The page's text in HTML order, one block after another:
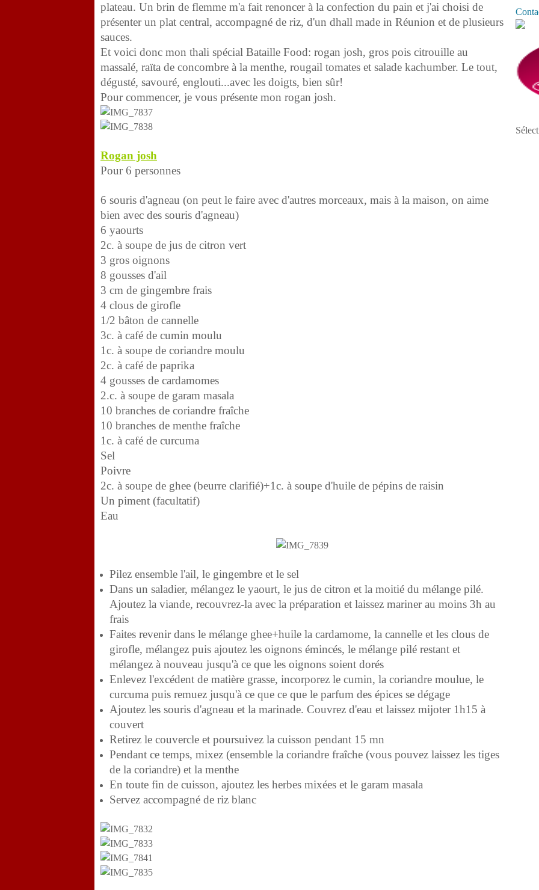
plateau. Un brin de flemme m'a fait renoncer à la confection du pain et j'ai choisi de
présenter un plat central, accompagné de riz, d'un dhall made in Réunion et de plusieurs
sauces.
Et voici donc mon thali spécial Bataille Food: rogan josh, gros pois citrouille au
massalé, raïta de concombre à la menthe, rougail tomates et salade kachumber. Le tout,
dégusté, savouré, englouti...avec les doigts, bien sûr!
Pour commencer, je vous présente mon rogan josh.
Rogan josh
Pour 6 personnes
6 souris d'agneau (on peut le faire avec d'autres morceaux, mais à la maison, on aime
bien avec des souris d'agneau)
6 yaourts
2c. à soupe de jus de citron vert
3 gros oignons
8 gousses d'ail
3 cm de gingembre frais
4 clous de girofle
1/2 bâton de cannelle
3c. à café de cumin moulu
1c. à soupe de coriandre moulu
2c. à café de paprika
4 gousses de cardamomes
2.c. à soupe de garam masala
10 branches de coriandre fraîche
10 branches de menthe fraîche
1c. à café de curcuma
Sel
Poivre
2c. à soupe de ghee (beurre clarifié)+1c. à soupe d'huile de pépins de raisin
Un piment (facultatif)
Eau
Pilez ensemble l'ail, le gingembre et le sel
Dans un saladier, mélangez le yaourt, le jus de citron et la moitié du mélange pilé.
Ajoutez la viande, recouvrez-la avec la préparation et laissez mariner au moins 3h au
frais
Faites revenir dans le mélange ghee+huile la cardamome, la cannelle et les clous de
girofle, mélangez puis ajoutez les oignons émincés, le mélange pilé restant et
mélangez à nouveau jusqu'à ce que les oignons soient dorés
Enlevez l'excédent de matière grasse, incorporez le cumin, la coriandre moulue, le
curcuma puis remuez jusqu'à ce que ce que le parfum des épices se dégage
Ajoutez les souris d'agneau et la marinade. Couvrez d'eau et laissez mijoter 1h15 à
couvert
Retirez le couvercle et poursuivez la cuisson pendant 15 mn
Pendant ce temps, mixez (ensemble la coriandre fraîche (vous pouvez laissez les tiges
de la coriandre) et la menthe
En toute fin de cuisson, ajoutez les herbes mixées et le garam masala
Servez accompagné de riz blanc